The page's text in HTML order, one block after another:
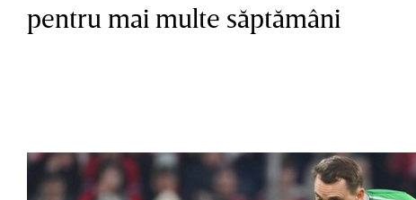
pentru mai multe săptămâni